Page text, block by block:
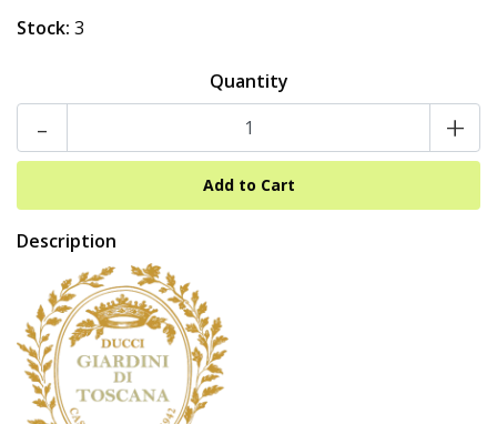
Stock: 3
Quantity
- +
Description